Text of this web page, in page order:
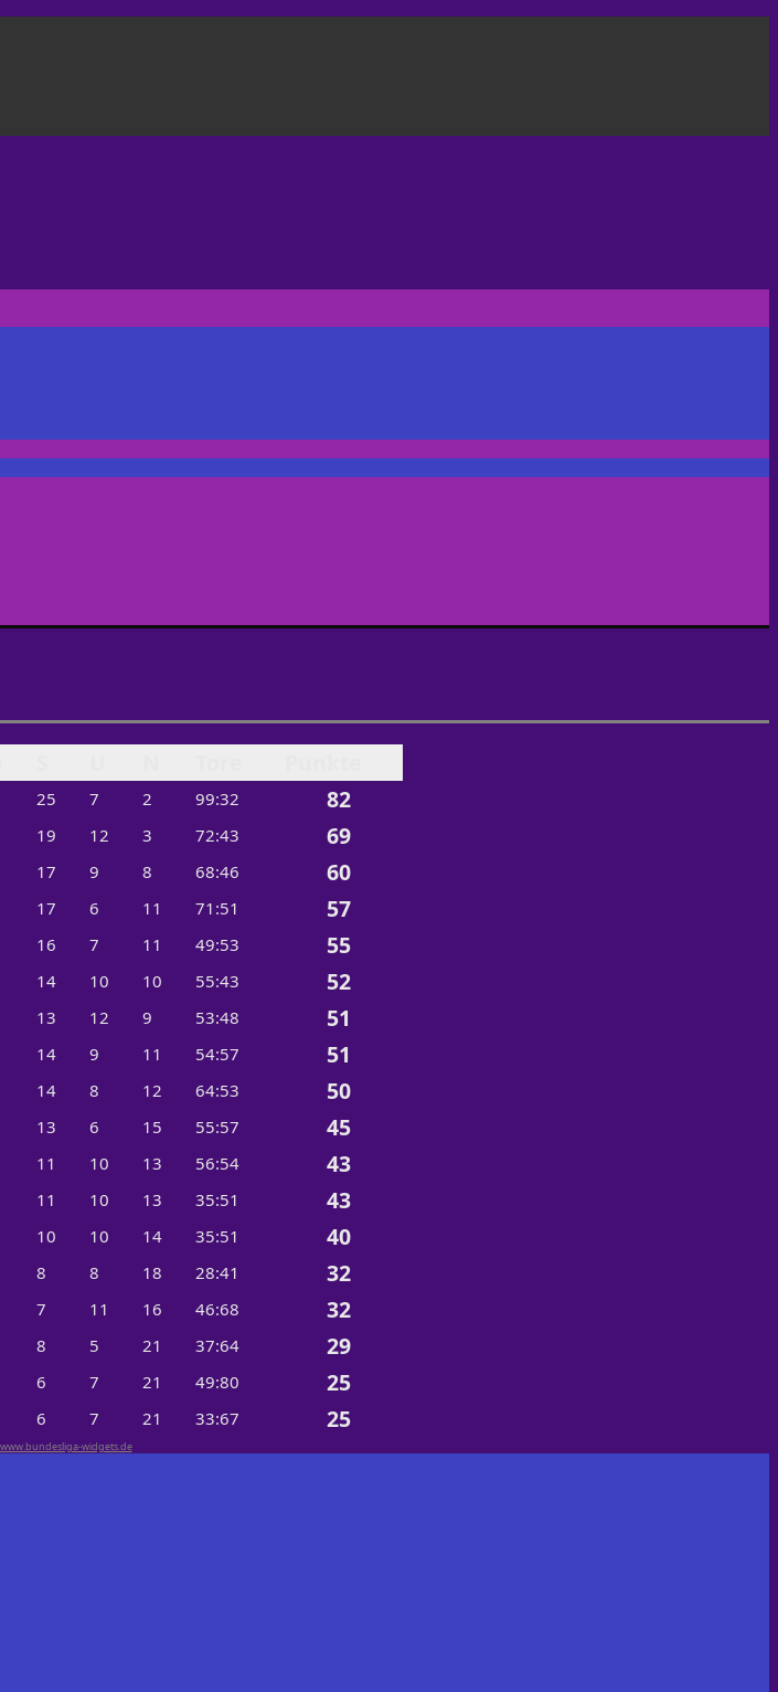
25 7 2 99:32 82
19 12 3 72:43 69
17 9 8 68:46 60
17 6 11 71:51 57
16 7 11 49:53 55
14 10 10 55:43 52
13 12 9 53:48 51
14 9 11 54:57 51
14 8 12 64:53 50
13 6 15 55:57 45
11 10 13 56:54 43
11 10 13 35:51 43
10 10 14 35:51 40
8 8 18 28:41 32
7 11 16 46:68 32
8 5 21 37:64 29
6 7 21 49:80 25
6 7 21 33:67 25
www.bundesliga-widgets.de